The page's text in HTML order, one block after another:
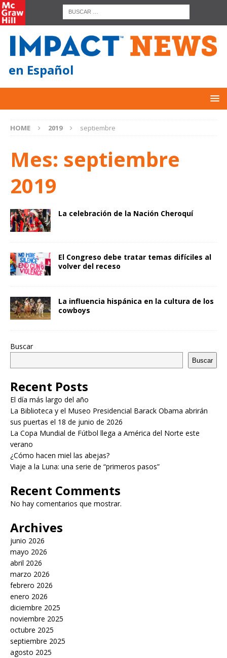
en Español
HOME 2019 septiembre
Mes: septiembre
2019
La celebración de la Nación Cheroquí
El Congreso debe tratar temas difíciles al
volver del receso
La influencia hispánica en la cultura de los
cowboys
Buscar
Buscar
Recent Posts
El día más largo del año
La Biblioteca y el Museo Presidencial Barack Obama abrirán
sus puertas el 18 de junio de 2026
La Copa Mundial de Fútbol llega a América del Norte este
verano
¿Cómo hacen miel las abejas?
Viaje a la Luna: una serie de “primeros pasos”
Recent Comments
No hay comentarios que mostrar.
Archives
junio 2026
mayo 2026
abril 2026
marzo 2026
febrero 2026
enero 2026
diciembre 2025
noviembre 2025
octubre 2025
septiembre 2025
agosto 2025